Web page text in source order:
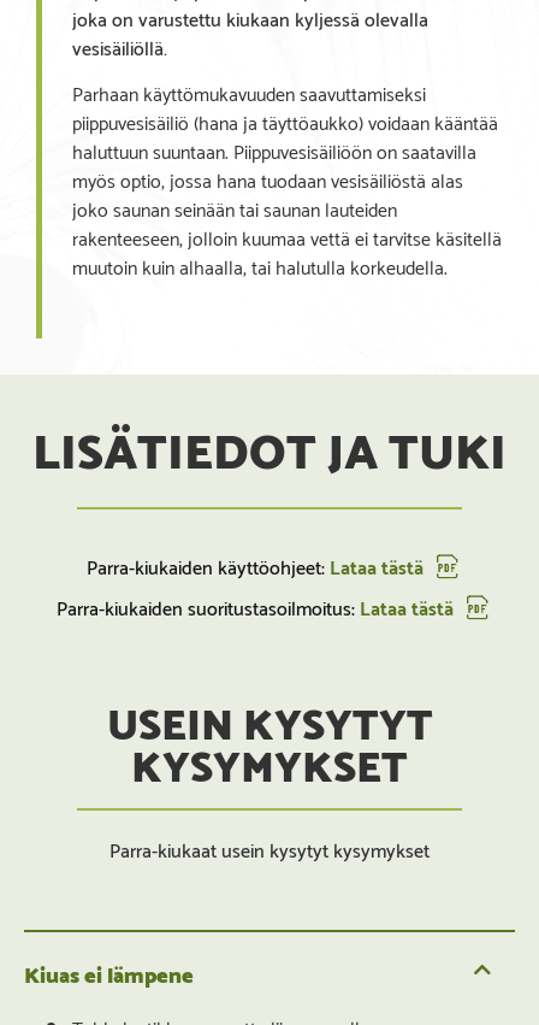
joka on varustettu kiukaan kyljessä olevalla
vesisäiliöllä.
Parhaan käyttömukavuuden saavuttamiseksi
piippuvesisäiliö (hana ja täyttöaukko) voidaan kääntää
haluttuun suuntaan. Piippuvesisäiliöön on saatavilla
myös optio, jossa hana tuodaan vesisäiliöstä alas
joko saunan seinään tai saunan lauteiden
rakenteeseen, jolloin kuumaa vettä ei tarvitse käsitellä
muutoin kuin alhaalla, tai halutulla korkeudella.
LISÄTIEDOT JA TUKI
Parra-kiukaiden käyttöohjeet:Lataa tästä
Parra-kiukaiden suoritustasoilmoitus:Lataa tästä
USEIN KYSYTYT
KYSYMYKSET
Parra-kiukaat usein kysytyt kysymykset
Kiuas ei lämpene